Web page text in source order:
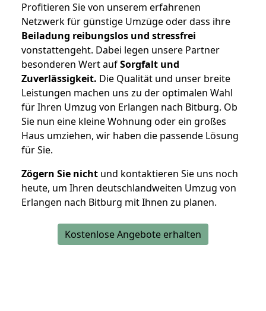
Profitieren Sie von unserem erfahrenen
Netzwerk für günstige Umzüge oder dass ihre
Beiladung reibungslos und stressfrei
vonstattengeht. Dabei legen unsere Partner
besonderen Wert aufSorgfalt und
Zuverlässigkeit. Die Qualität und unser breite
Leistungen machen uns zu der optimalen Wahl
für Ihren Umzug von Erlangen nach Bitburg. Ob
Sie nun eine kleine Wohnung oder ein großes
Haus umziehen, wir haben die passende Lösung
für Sie.
Zögern Sie nicht und kontaktieren Sie uns noch
heute, um Ihren deutschlandweiten Umzug von
Erlangen nach Bitburg mit Ihnen zu planen.
Kostenlose Angebote erhalten